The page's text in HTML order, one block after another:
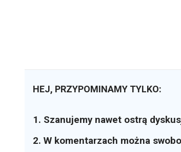
HEJ, PRZYPOMINAMY TYLKO:
1. Szanujemy nawet ostrą
2. W komentarzach można